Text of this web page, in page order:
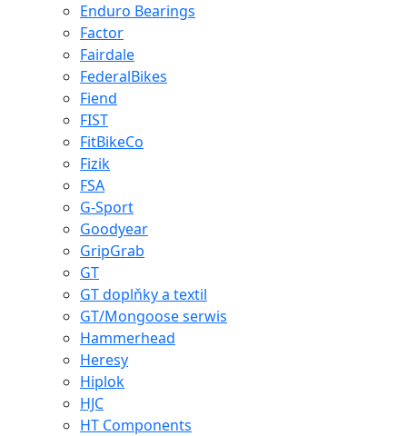
Enduro Bearings
Factor
Fairdale
FederalBikes
Fiend
FIST
FitBikeCo
Fizik
FSA
G-Sport
Goodyear
GripGrab
GT
GT doplňky a textil
GT/Mongoose serwis
Hammerhead
Heresy
Hiplok
HJC
HT Components